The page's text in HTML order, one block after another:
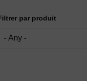
par produit